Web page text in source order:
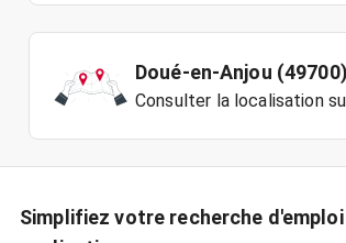
Doué-en-Anjou (49700)
Consulter la localisation
Simplifiez votre recherche